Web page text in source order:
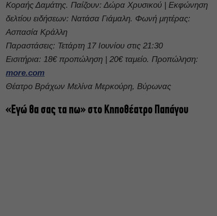
Κοραής Δαμάτης. Παίζουν: Δώρα Χρυσικού | Εκφώνηση
δελτίου ειδήσεων: Νατάσα Γιάμαλη. Φωνή μητέρας:
Ασπασία Κράλλη
Παραστάσεις: Τετάρτη 17 Ιουνίου στις 21:30
Εισιτήρια: 18€ προπώληση | 20€ ταμείο. Προπώληση:
more.com
Θέατρο Βράχων Μελίνα Μερκούρη, Βύρωνας
«Εγώ θα σας τα πω» στο Κηποθέατρο Παπάγου